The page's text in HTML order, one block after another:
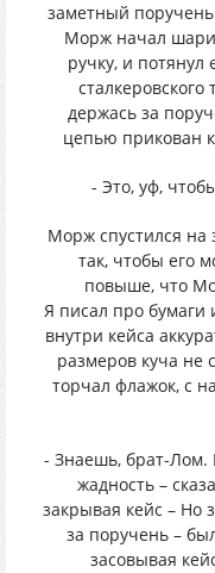
заметный
Морж начал
ручку, и потянул
держась за
цепью прикован
- Это, уф,
Морж спустился на
так, чтобы его
повыше, что
Я писал про бумаги
внутри кейса
размеров куча не
торчал флажок, с
- Знаешь, брат-Лом.
жадность –
закрывая кейс – Но
за поручень –
засовывая